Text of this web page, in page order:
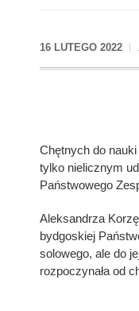
16 LUTEGO 2022
Chętnych do
tylko nielicznym
Państwowego
Aleksandrza
bydgoskiej
solowego, ale do
rozpoczynała od